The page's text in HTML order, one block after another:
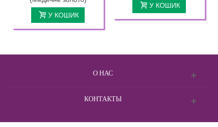
У КОШИК
У КОШИК
О НАС
КОНТАКТЫ